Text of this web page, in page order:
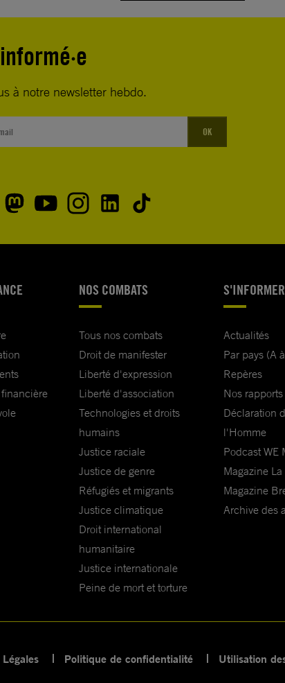
à notre newsletter hebdo.
OK
NOS COMBATS
Tous nos combats
Droit de manifester
Liberté d'expression
Liberté d'association
Technologies et droits
humains
Justice raciale
Justice de genre
Réfugiés et migrants
Justice climatique
Droit international
humanitaire
Justice internationale
Peine de mort et torture
S'INFORMER
Actualités
Par pays (A
Repères
Nos rapports
Déclaration
l'Homme
Podcast WE
Magazine
Magazine
Archive des
Politique de confidentialité Utilisation